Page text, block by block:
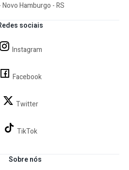
Sobre nós
sociais
Instagram
Facebook
Twitter
TikTok
Hamburgo - RS